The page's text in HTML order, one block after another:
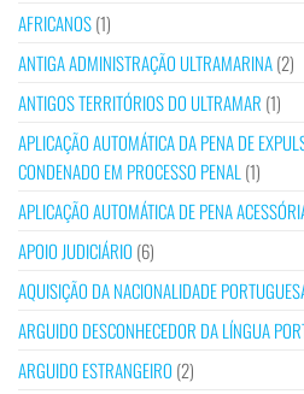
AFRICANOS(1)
ANTIGA ADMINISTRAÇÃO ULTRAMARINA(2)
ANTIGOS TERRITÓRIOS DO ULTRAMAR (1)
APLICAÇÃO AUTOMÁTICA DA PENA DE
CONDENADO EM PROCESSO PENAL (1)
APLICAÇÃO AUTOMÁTICA DE PENA
APOIO JUDICIÁRIO (6)
AQUISIÇÃO DA NACIONALIDADE
ARGUIDO DESCONHECEDOR DA LÍNGUA
ARGUIDO ESTRANGEIRO (2)